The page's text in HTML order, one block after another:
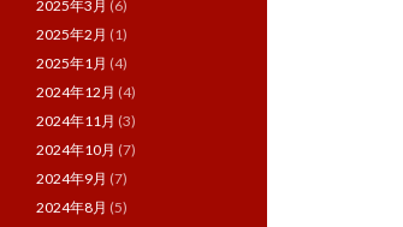
2025年3月 (6)
2025年2月 (1)
2025年1月 (4)
2024年12月 (4)
2024年11月 (3)
2024年10月 (7)
2024年9月 (7)
2024年8月 (5)